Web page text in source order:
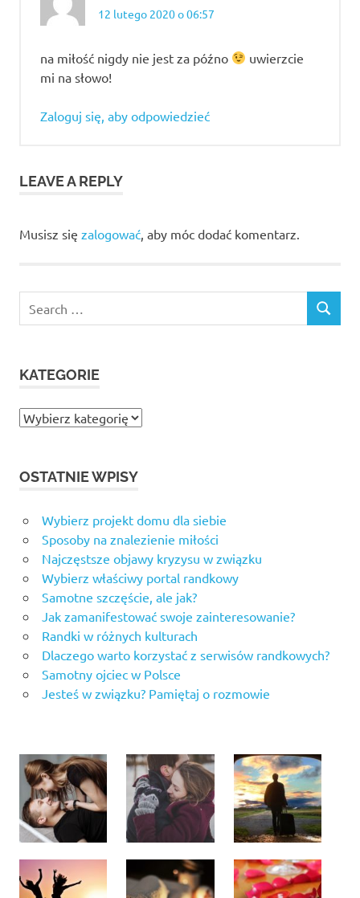
12 lutego 2020 o 06:57
na miłość nigdy nie jest za późno
uwierzcie
mi na słowo!
Zaloguj się, aby odpowiedzieć
LEAVE A REPLY
Musisz się zalogować , aby móc dodać komentarz.
for:
SEARCH
KATEGORIE
Kategorie
OSTATNIE WPISY
Wybierz projekt domu dla siebie
Sposoby na znalezienie miłości
Najczęstsze objawy kryzysu w związku
Wybierz właściwy portal randkowy
Samotne szczęście, ale jak?
Jak zamanifestować swoje zainteresowanie?
Randki w różnych kulturach
Dlaczego warto korzystać z serwisów randkowych?
Samotny ojciec w Polsce
Jesteś w związku? Pamiętaj o rozmowie